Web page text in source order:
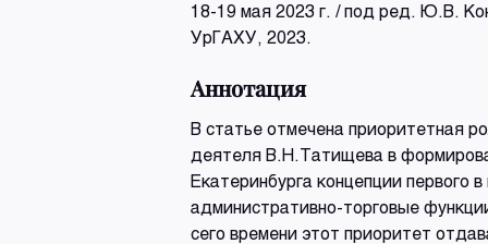
18-19 мая 2023 г. / под ред. Ю.В.
УрГАХУ, 2023.
Аннотация
В статье отмечена приоритетная
деятеля В.Н.Татищева в
Екатеринбурга концепции первого
административно-торговые
сего времени этот приоритет